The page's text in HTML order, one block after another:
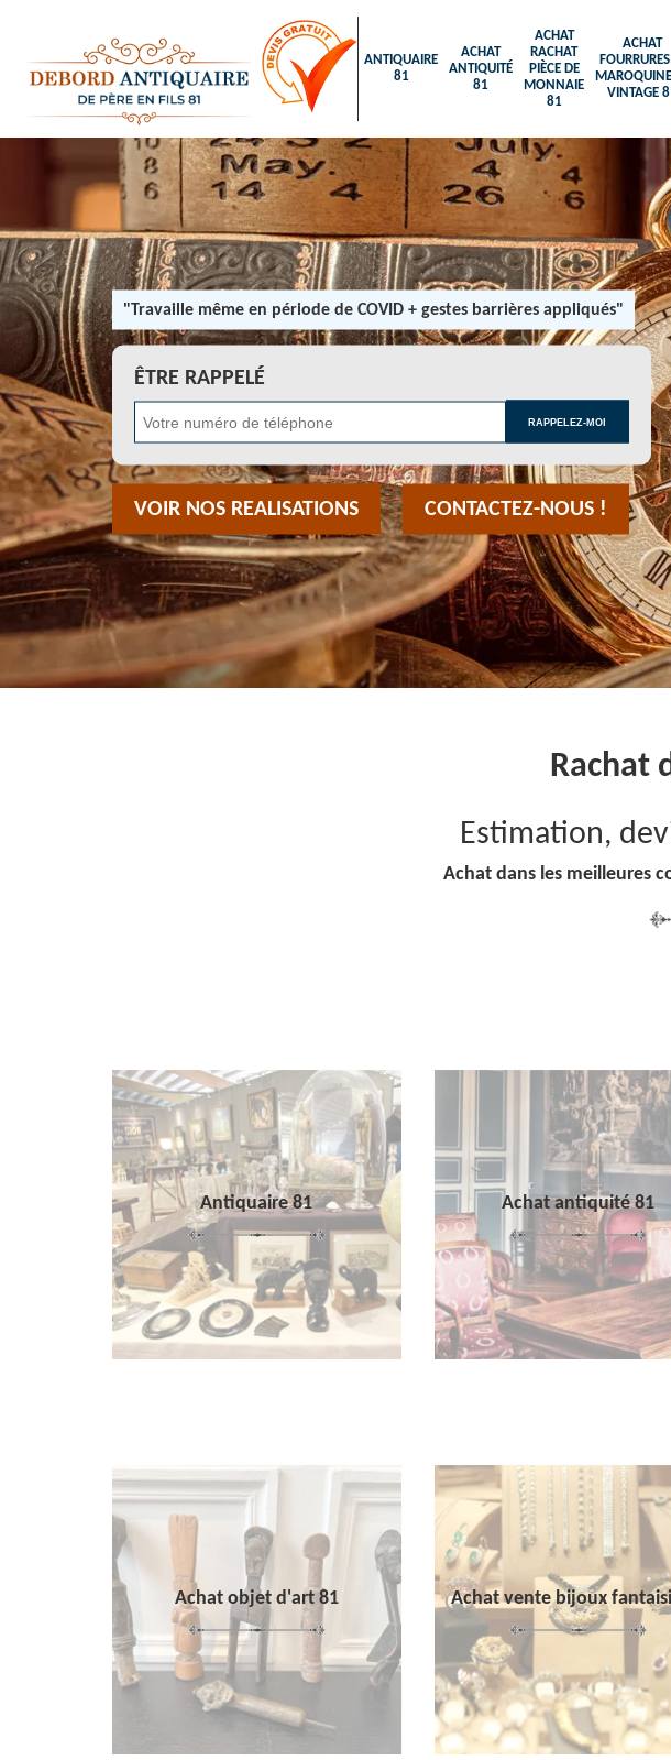
ANTIQUAIRE
81
ACHAT
ANTIQUITÉ
81
ACHAT
RACHAT
PIÈCE DE
MONNAIE
81
ACHAT
VINTAGE
"Travaille même en période de COVID + gestes barrières appliqués"
ÊTRE RAPPELÉ
VOIR NOS REALISATIONS CONTACTEZ-NOUS !
Rachat
Estimation,
Achat dans les meilleures
Antiquaire 81 Achat antiquité 81
Achat objet d'art 81 Achat vente bijoux